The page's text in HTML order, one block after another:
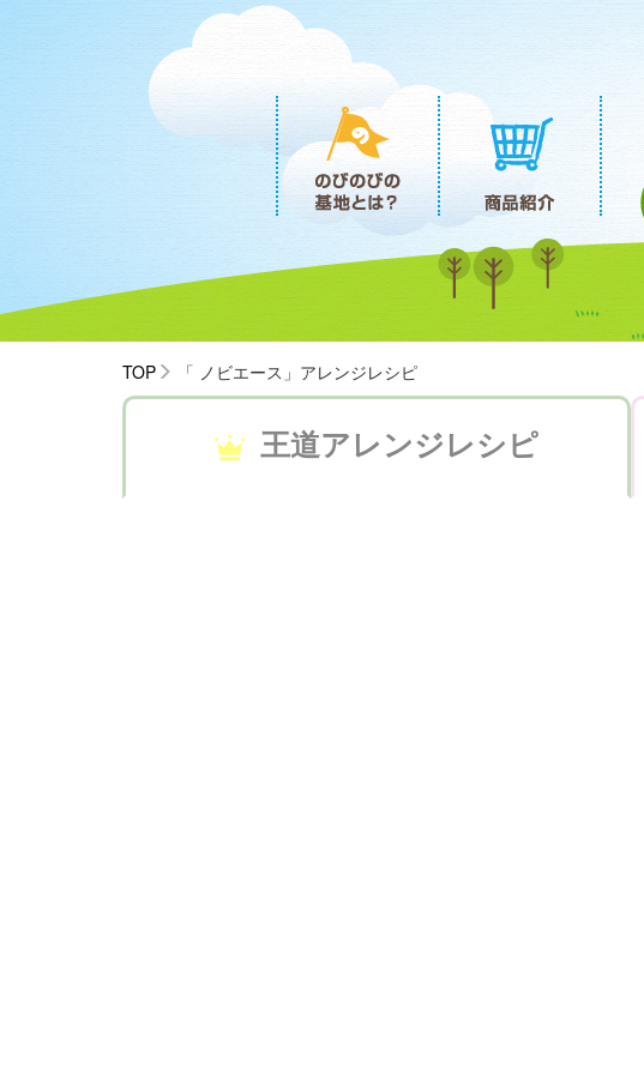
TOP 「 ノビエース」アレンジレシピ
王道アレンジレシピ